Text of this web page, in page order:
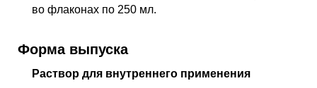
во флаконах по 250 мл.
Форма выпуска
Раствор для внутреннего применения